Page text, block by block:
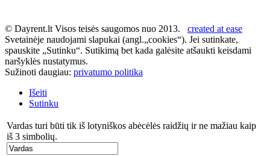
© Dayrent.lt Visos teisės saugomos nuo 2013. created at ease
Svetainėje naudojami slapukai (angl.„cookies“). Jei sutinkate,
spauskite „Sutinku“. Sutikimą bet kada galėsite atšaukti keisdami
naršyklės nustatymus.
Sužinoti daugiau: privatumo politika
Išeiti
Sutinku
Vardas turi būti tik iš lotyniškos abėcėlės raidžių ir ne mažiau kaip
iš 3 simbolių.